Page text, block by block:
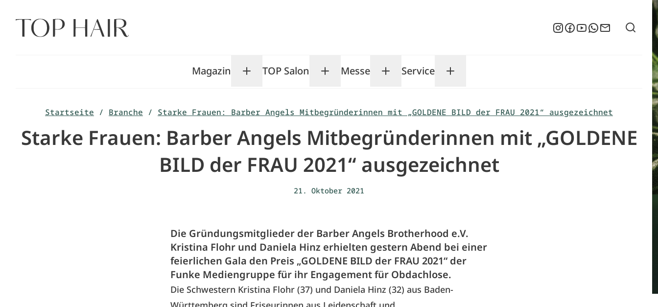
Inhalt
springen
Suche
Magazin Toggle Magazin submenu
TOP Salon Toggle TOP Salon submenu
Messe Toggle Messe submenu
Service Toggle Service submenu
Instagram
Facebook
YouTubeWhatsApp
Newsletter
Startseite / Branche / Starke Frauen: Barber Angels Mitbegründerinnen mit „GOLDENE BILD der FRAU 2021“ ausgezeichnet
Starke Frauen: Barber Angels Mitbegründerinnen mit „GOLDENE
BILD der FRAU 2021“ ausgezeichnet
21. Oktober 2021
Die Gründungsmitglieder der Barber Angels Brotherhood e.V.
Kristina Flohr und Daniela Hinz erhielten gestern Abend bei einer
feierlichen Gala den Preis „GOLDENE BILD der FRAU 2021“ der
Funke Mediengruppe für ihr Engagement für Obdachlose.
Die Schwestern Kristina Flohr (37) und Daniela Hinz (32) aus Baden-